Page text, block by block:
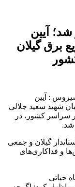
شد؛ آیین
برق گیلان
: آیین
شهید سعید جلالی
سراسر کشور، در
شد.
گیلان و جمعی
و فداکاری‌های
حیاتی